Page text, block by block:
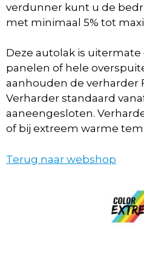
verdunner kunt u de
met minimaal 5% tot
Deze autolak is
panelen of hele
aanhouden de verharder
Verharder standaard
aaneengesloten.
of bij extreem warme
Terug naar webshop